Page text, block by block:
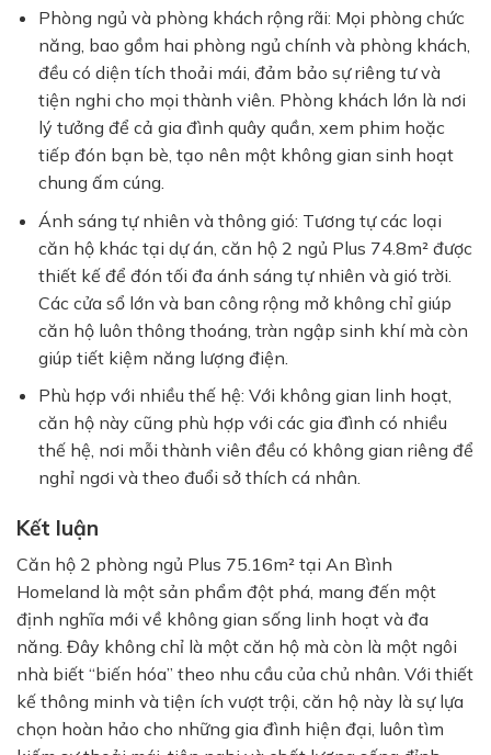
Phòng ngủ và phòng khách rộng rãi: Mọi phòng chức
năng, bao gồm hai phòng ngủ chính và phòng khách,
đều có diện tích thoải mái, đảm bảo sự riêng tư và
tiện nghi cho mọi thành viên. Phòng khách lớn là nơi
lý tưởng để cả gia đình quây quần, xem phim hoặc
tiếp đón bạn bè, tạo nên một không gian sinh hoạt
chung ấm cúng.
Ánh sáng tự nhiên và thông gió: Tương tự các loại
căn hộ khác tại dự án, căn hộ 2 ngủ Plus 74.8m² được
thiết kế để đón tối đa ánh sáng tự nhiên và gió trời.
Các cửa sổ lớn và ban công rộng mở không chỉ giúp
căn hộ luôn thông thoáng, tràn ngập sinh khí mà còn
giúp tiết kiệm năng lượng điện.
Phù hợp với nhiều thế hệ: Với không gian linh hoạt,
căn hộ này cũng phù hợp với các gia đình có nhiều
thế hệ, nơi mỗi thành viên đều có không gian riêng để
nghỉ ngơi và theo đuổi sở thích cá nhân.
Kết luận
Căn hộ 2 phòng ngủ Plus 75.16m² tại An Bình
Homeland là một sản phẩm đột phá, mang đến một
định nghĩa mới về không gian sống linh hoạt và đa
năng. Đây không chỉ là một căn hộ mà còn là một ngôi
nhà biết “biến hóa” theo nhu cầu của chủ nhân. Với thiết
kế thông minh và tiện ích vượt trội, căn hộ này là sự lựa
chọn hoàn hảo cho những gia đình hiện đại, luôn tìm